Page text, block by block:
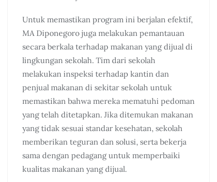
Untuk memastikan program ini berjalan efektif,
MA Diponegoro juga melakukan pemantauan
secara berkala terhadap makanan yang dijual di
lingkungan sekolah. Tim dari sekolah
melakukan inspeksi terhadap kantin dan
penjual makanan di sekitar sekolah untuk
memastikan bahwa mereka mematuhi pedoman
yang telah ditetapkan. Jika ditemukan makanan
yang tidak sesuai standar kesehatan, sekolah
memberikan teguran dan solusi, serta bekerja
sama dengan pedagang untuk memperbaiki
kualitas makanan yang dijual.